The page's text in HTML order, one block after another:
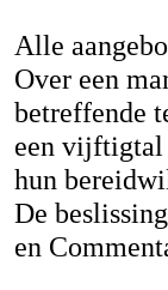
Alle
Over een
betreffende
een vijftigtal
hun
De
en